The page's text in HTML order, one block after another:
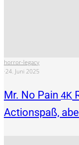
horror-legacy
·24. Juni 2025
Mr. No Pain 4K
Actionspaß,